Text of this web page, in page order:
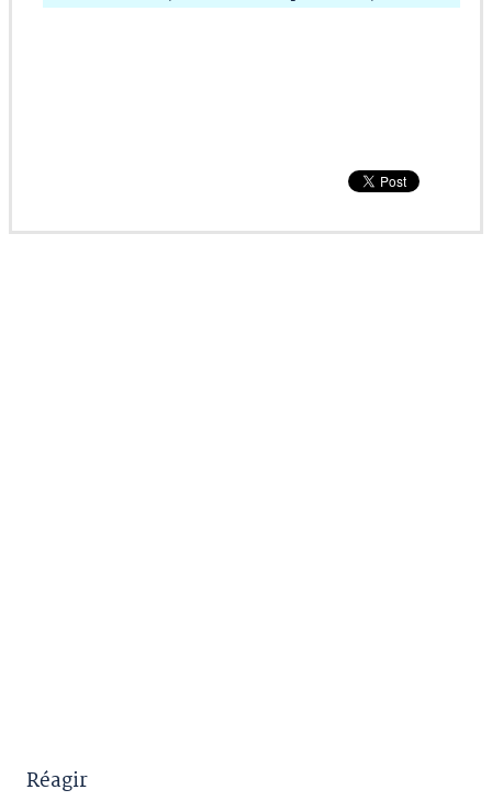
Réagir